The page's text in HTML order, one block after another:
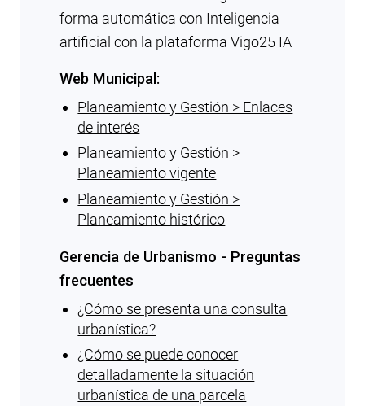
forma automática con Inteligencia
artificial con la plataforma Vigo25 IA
Web Municipal:
Planeamiento y Gestión > Enlaces
de interés
Planeamiento y Gestión >
Planeamiento vigente
Planeamiento y Gestión >
Planeamiento histórico
Gerencia de Urbanismo - Preguntas
frecuentes
¿Cómo se presenta una consulta
urbanística?
¿Cómo se puede conocer
detalladamente la situación
urbanística de una parcela